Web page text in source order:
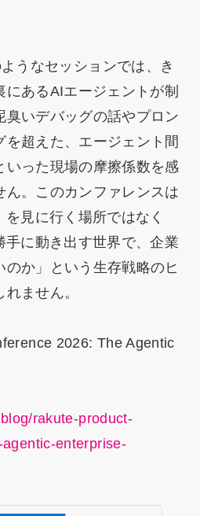
うなセッションでは、き
にあるAIエージェントが制
臭いデバッグの話やプロン
を超えた、エージェント間
いった現場の摩擦係数を感
ん。このカンファレンスは
を見に行く場所ではなく
手に動き出す世界で、企業
か」という生存戦略のヒ
ません。
2026: The Agentic
rakute-product-
enterprise-